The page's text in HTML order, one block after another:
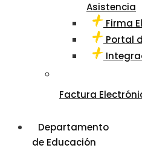
Asistencia
Firma
Portal
Factura
Departamento
de Educación